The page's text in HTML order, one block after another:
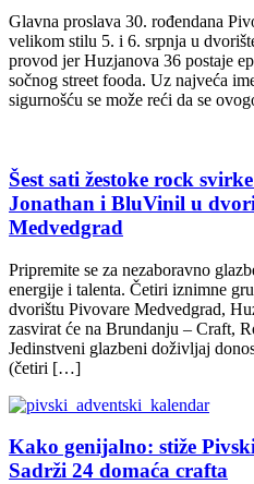
Glavna proslava 30. rođendana
velikom stilu 5. i 6. srpnja u
provod jer Huzjanova 36 postaje
sočnog street fooda. Uz najveća
sigurnošću se može reći da se
Šest sati žestoke rock
Jonathan i BluVinil u
Medvedgrad
Pripremite se za nezaboravno
energije i talenta. Četiri iznimne
dvorištu Pivovare Medvedgrad,
zasvirat će na Brundanju – Craft,
Jedinstveni glazbeni doživljaj
(četiri […]
Kako genijalno: stiže
Sadrži 24 domaća crafta